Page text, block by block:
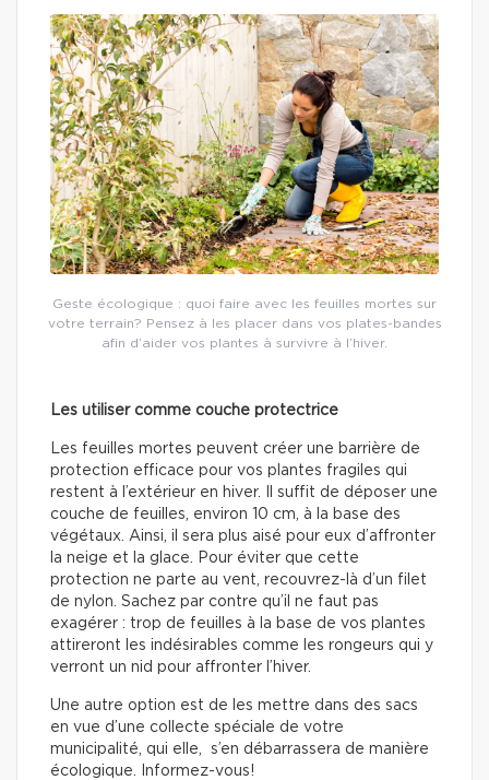
Geste écologique : quoi faire avec les feuilles mortes sur
votre terrain? Pensez à les placer dans vos plates-bandes
afin d’aider vos plantes à survivre à l’hiver.
Les utiliser comme couche protectrice
Les feuilles mortes peuvent créer une barrière de
protection efficace pour vos plantes fragiles qui
restent à l’extérieur en hiver. Il suffit de déposer une
couche de feuilles, environ 10 cm, à la base des
végétaux. Ainsi, il sera plus aisé pour eux d’affronter
la neige et la glace. Pour éviter que cette
protection ne parte au vent, recouvrez-là d’un filet
de nylon. Sachez par contre qu’il ne faut pas
exagérer : trop de feuilles à la base de vos plantes
attireront les indésirables comme les rongeurs qui y
verront un nid pour affronter l’hiver.
Une autre option est de les mettre dans des sacs
en vue d’une collecte spéciale de votre
municipalité, qui elle, s’en débarrassera de manière
écologique. Informez-vous!